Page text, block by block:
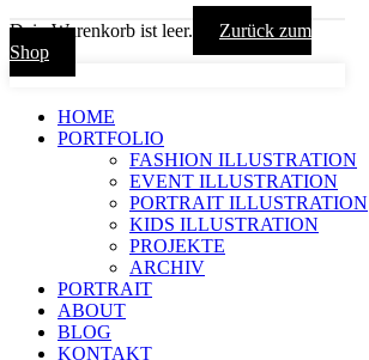
Dein Warenkorb ist leer.
Zurück zum
Shop
HOME
PORTFOLIO
FASHION ILLUSTRATION
EVENT ILLUSTRATION
PORTRAIT ILLUSTRATION
KIDS ILLUSTRATION
PROJEKTE
ARCHIV
PORTRAIT
ABOUT
BLOG
KONTAKT